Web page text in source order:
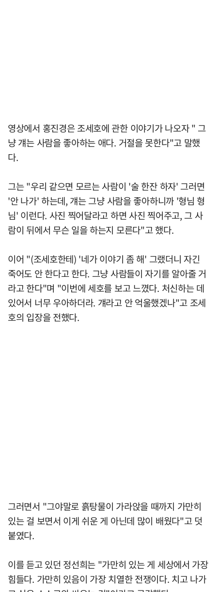
영상에서 홍진경은 조세호에 관한 이야기가 나오자 " 그
냥 걔는 사람을 좋아하는 애다. 거절을 못한다"고 말했
다.
그는 "우리 같으면 모르는 사람이 '술 한잔 하자' 그러면
'안 나가' 하는데, 걔는 그냥 사람을 좋아하니까 '형님 형
님' 이런다. 사진 찍어달라고 하면 사진 찍어주고, 그 사
람이 뒤에서 무슨 일을 하는지 모른다"고 했다.
이어 "(조세호한테) '네가 이야기 좀 해' 그랬더니 자긴
죽어도 안 한다고 한다. 그냥 사람들이 자기를 알아줄 거
라고 한다"며 "이번에 세호를 보고 느꼈다. 처신하는 데
있어서 너무 우아하더라. 걔라고 안 억울했겠나"고 조세
호의 입장을 전했다.
그러면서 "그야말로 흙탕물이 가라앉을 때까지 가만히
있는 걸 보면서 이게 쉬운 게 아닌데 많이 배웠다"고 덧
붙였다.
이를 듣고 있던 정선희는 "가만히 있는 게 세상에서 가장
힘들다. 가만히 있음이 가장 치열한 전쟁이다. 치고 나가